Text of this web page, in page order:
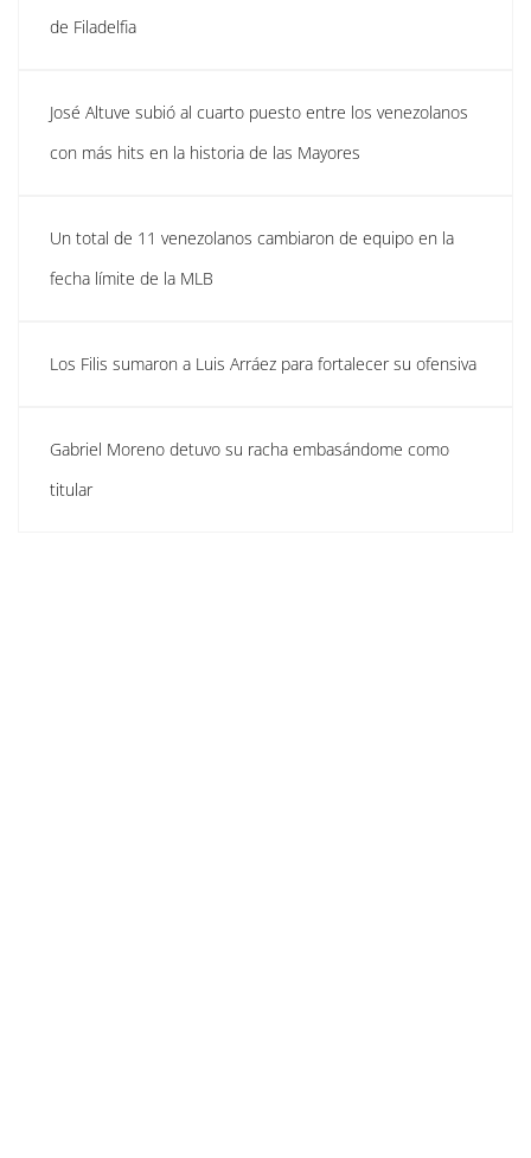
de Filadelfia
José Altuve subió al cuarto puesto entre los venezolanos
con más hits en la historia de las Mayores
Un total de 11 venezolanos cambiaron de equipo en la
fecha límite de la MLB
Los Filis sumaron a Luis Arráez para fortalecer su ofensiva
Gabriel Moreno detuvo su racha embasándome como
titular